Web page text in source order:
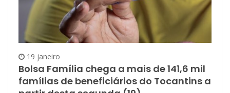
19 janeiro
Bolsa Família chega a mais de 141,6 mil
famílias de beneficiários do Tocantins a